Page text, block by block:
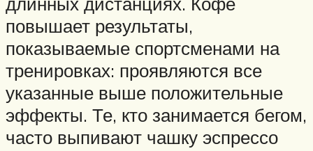
повышает результаты,
показываемые спортсменами на
тренировках: проявляются все
указанные выше положительные
эффекты. Те, кто занимается бегом,
часто выпивают чашку эспрессо